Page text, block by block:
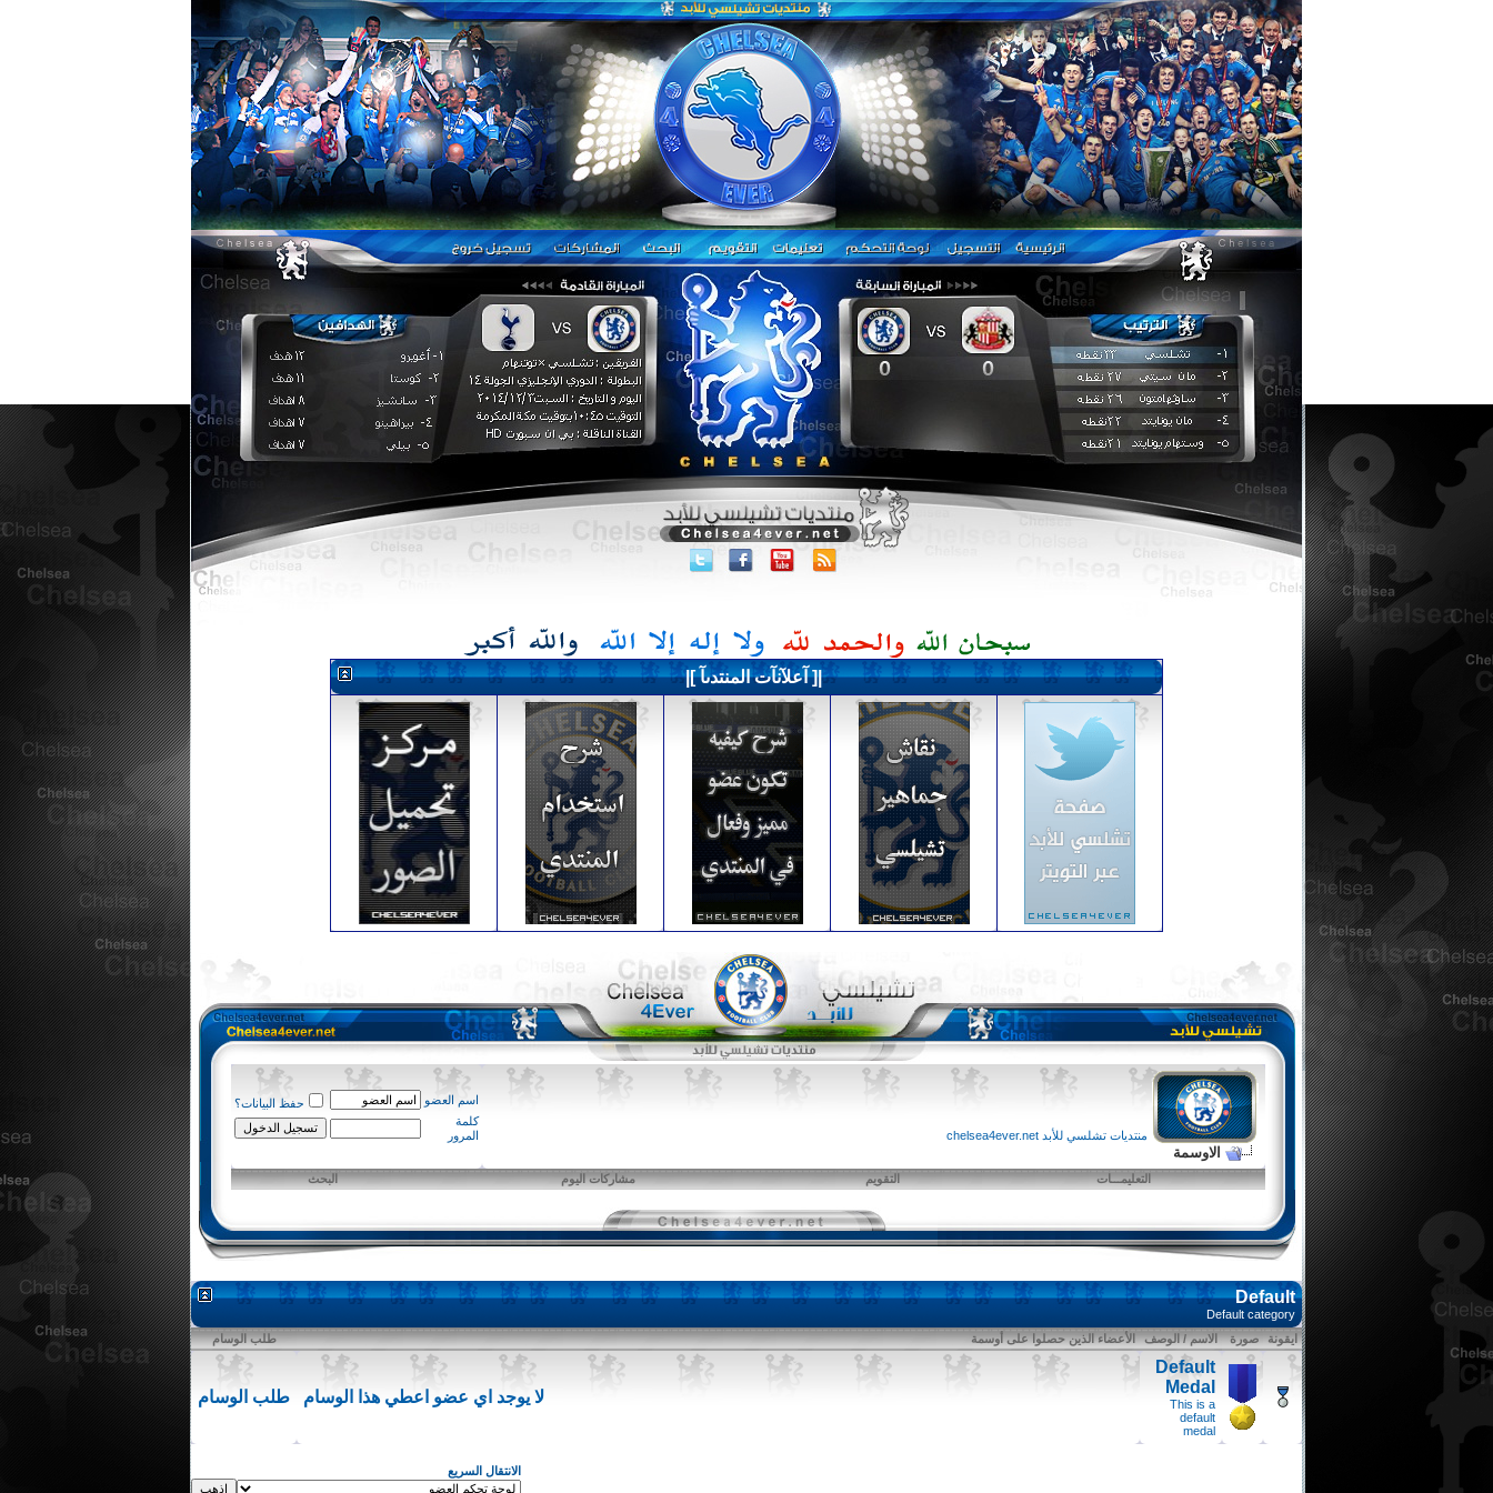
|[ آعلآنآت المنتدىآ ]|
منتديات تشلسي للأبد chelsea4ever.net
الاوسمة
اسم العضو
حفظ البيانات؟
كلمة
المرور
التعليمـــات التقويم مشاركات اليوم البحث
Default
Default category
ايقونة
صورة الاسم / الوصف الأعضاء الذين حصلوا على أوسمة طلب الوسام
Default
Medal
This is a
default
medal
لا يوجد اي عضو اعطي هذا الوسام طلب الوسام
الانتقال السريع